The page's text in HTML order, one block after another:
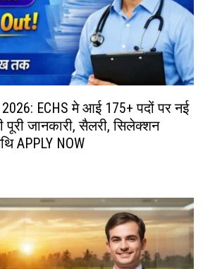
ECHS मे आई 175+ पदों पर नई
पूरी जानकारी, सैलरी, सिलेक्शन
APPLY NOW